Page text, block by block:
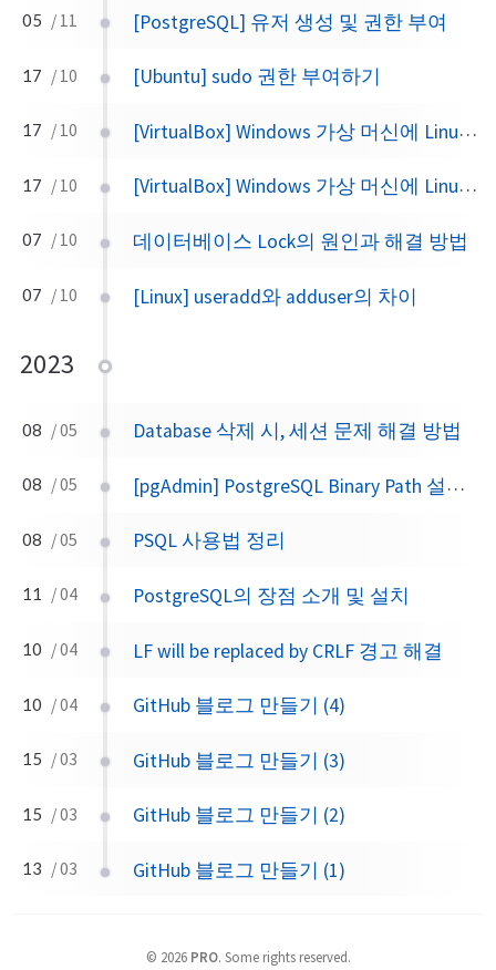
05 / 11 [PostgreSQL] 유저 생성 및 권한 부여
17 / 10 [Ubuntu] sudo 권한 부여하기
17 / 10 [VirtualBox] Windows 가상 머신에 Linux 설치하기 (2)
17 / 10 [VirtualBox] Windows 가상 머신에 Linux 설치하기 (1)
07 / 10 데이터베이스 Lock의 원인과 해결 방법
07 / 10 [Linux] useradd와 adduser의 차이
2023
08 / 05 Database 삭제 시, 세션 문제 해결 방법
08 / 05 [pgAdmin] PostgreSQL Binary Path 설정하기
08 / 05 PSQL 사용법 정리
11 / 04 PostgreSQL의 장점 소개 및 설치
10 / 04 LF will be replaced by CRLF 경고 해결
10 / 04 GitHub 블로그 만들기 (4)
15 / 03 GitHub 블로그 만들기 (3)
15 / 03 GitHub 블로그 만들기 (2)
13 / 03 GitHub 블로그 만들기 (1)
© 2026 PRO. Some rights reserved.